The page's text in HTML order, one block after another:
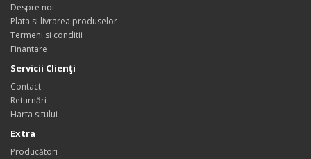
Despre noi
Plata si livrarea produselor
Termeni si conditii
Finantare
Servicii Clienţi
Contact
Returnări
Harta sitului
Extra
Producători